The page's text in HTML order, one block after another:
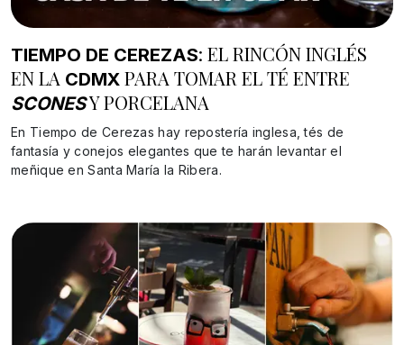
TIEMPO DE CEREZAS: EL RINCÓN INGLÉS
EN LA CDMX PARA TOMAR EL TÉ ENTRE
SCONESY PORCELANA
En Tiempo de Cerezas hay repostería inglesa, tés de
fantasía y conejos elegantes que te harán levantar el
meñique en Santa María la Ribera.